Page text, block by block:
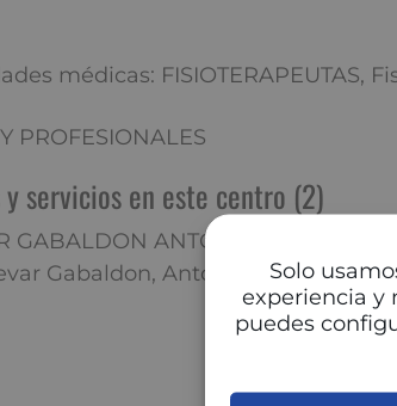
Solo
experiencia y
puedes
médicas: FISIOTERAPEUTAS,
PROFESIONALES
servicios en este centro (2)
GABALDON ANTONIA
Gabaldon, Antonia